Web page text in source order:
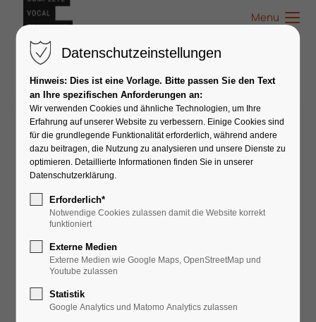
Menu
Lindsay Lewis
Datenschutzeinstellungen
Hinweis: Dies ist eine Vorlage. Bitte passen Sie den Text
an Ihre spezifischen Anforderungen an:
Wir verwenden Cookies und ähnliche Technologien, um Ihre
Erfahrung auf unserer Website zu verbessern. Einige Cookies sind
für die grundlegende Funktionalität erforderlich, während andere
dazu beitragen, die Nutzung zu analysieren und unsere Dienste zu
optimieren. Detaillierte Informationen finden Sie in unserer
Datenschutzerklärung.
Erforderlich*
Notwendige Cookies zulassen damit die Website korrekt
funktioniert
Externe Medien
Externe Medien wie Google Maps, OpenStreetMap und
Youtube zulassen
Statistik
Google Analytics und Matomo Analytics zulassen